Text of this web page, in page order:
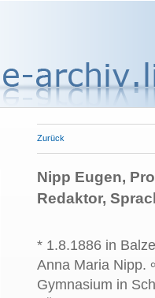
Zurück
Nipp Eugen,
Redaktor,
* 1.8.1886 in
Anna Maria Nipp.
Gymnasium in